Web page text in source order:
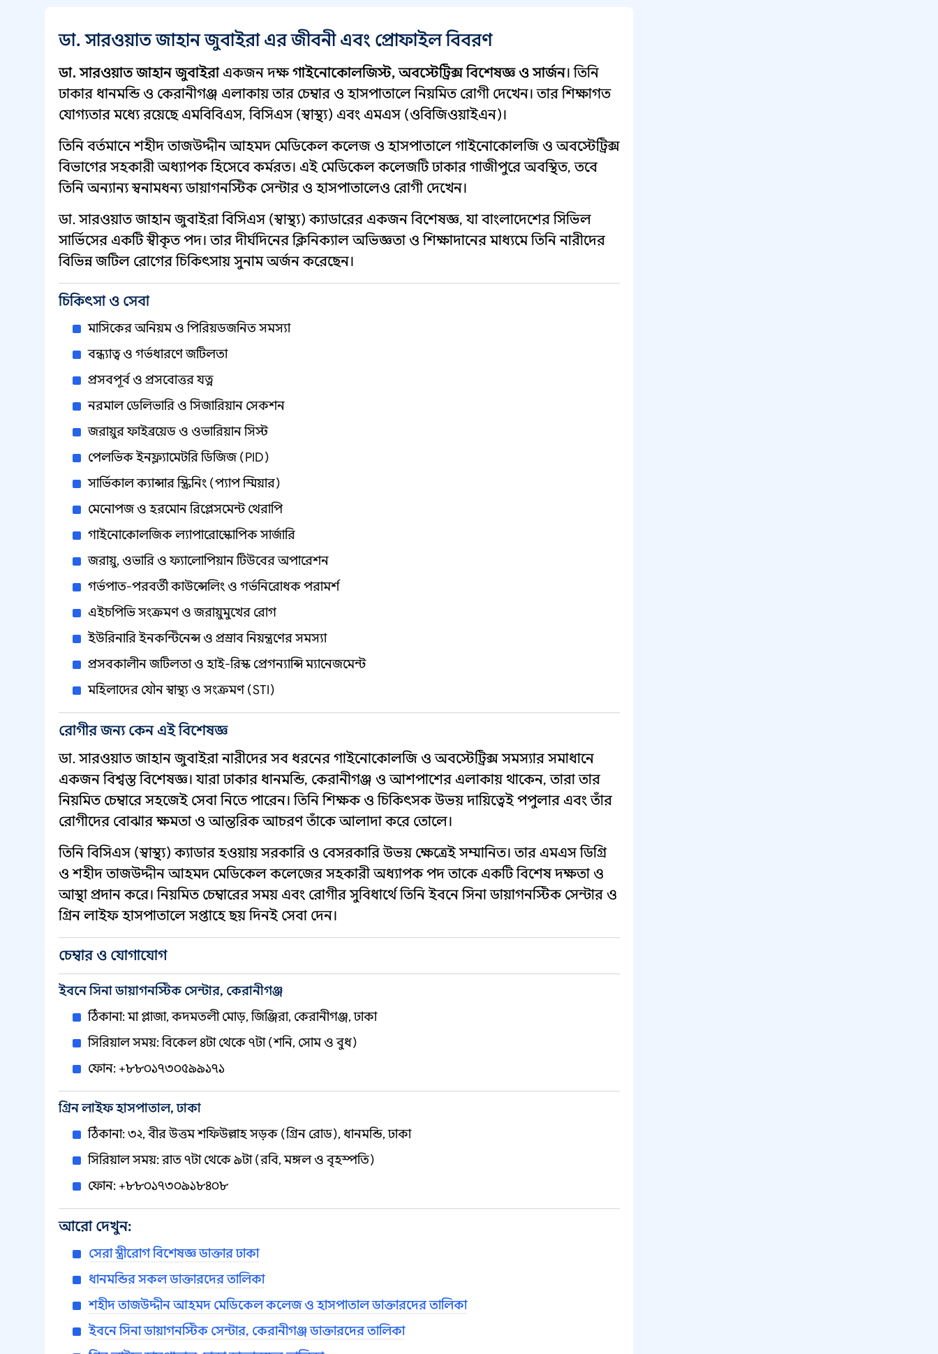
ডা. সারওয়াত জাহান জুবাইরা এর জীবনী এবং প্রোফাইল বিবরণ
ডা. সারওয়াত জাহান জুবাইরাএকজন দক্ষগাইনোকোলজিস্ট, অবস্টেট্রিক্স বিশেষজ্ঞ ও সার্জন। তিনি
ঢাকার ধানমন্ডি ও কেরানীগঞ্জ এলাকায় তার চেম্বার ও হাসপাতালে নিয়মিত রোগী দেখেন। তার শিক্ষাগত
যোগ্যতার মধ্যে রয়েছে এমবিবিএস, বিসিএস (স্বাস্থ্য) এবং এমএস (ওবিজিওয়াইএন)।
তিনি বর্তমানে শহীদ তাজউদ্দীন আহমদ মেডিকেল কলেজ ও হাসপাতালে গাইনোকোলজি ও অবস্টেট্রিক্স
বিভাগের সহকারী অধ্যাপক হিসেবে কর্মরত। এই মেডিকেল কলেজটি ঢাকার গাজীপুরে অবস্থিত, তবে
তিনি অন্যান্য স্বনামধন্য ডায়াগনস্টিক সেন্টার ও হাসপাতালেও রোগী দেখেন।
ডা. সারওয়াত জাহান জুবাইরা বিসিএস (স্বাস্থ্য) ক্যাডারের একজন বিশেষজ্ঞ, যা বাংলাদেশের সিভিল
সার্ভিসের একটি স্বীকৃত পদ। তার দীর্ঘদিনের ক্লিনিক্যাল অভিজ্ঞতা ও শিক্ষাদানের মাধ্যমে তিনি নারীদের
বিভিন্ন জটিল রোগের চিকিৎসায় সুনাম অর্জন করেছেন।
চিকিৎসা ও সেবা
মাসিকের অনিয়ম ও পিরিয়ডজনিত সমস্যা
বন্ধ্যাত্ব ও গর্ভধারণে জটিলতা
প্রসবপূর্ব ও প্রসবোত্তর যত্ন
নরমাল ডেলিভারি ও সিজারিয়ান সেকশন
জরায়ুর ফাইব্রয়েড ও ওভারিয়ান সিস্ট
পেলভিক ইনফ্ল্যামেটরি ডিজিজ (PID)
সার্ভিকাল ক্যান্সার স্ক্রিনিং (প্যাপ স্মিয়ার)
মেনোপজ ও হরমোন রিপ্লেসমেন্ট থেরাপি
গাইনোকোলজিক ল্যাপারোস্কোপিক সার্জারি
জরায়ু, ওভারি ও ফ্যালোপিয়ান টিউবের অপারেশন
গর্ভপাত-পরবর্তী কাউন্সেলিং ও গর্ভনিরোধক পরামর্শ
এইচপিভি সংক্রমণ ও জরায়ুমুখের রোগ
ইউরিনারি ইনকন্টিনেন্স ও প্রস্রাব নিয়ন্ত্রণের সমস্যা
প্রসবকালীন জটিলতা ও হাই-রিস্ক প্রেগন্যান্সি ম্যানেজমেন্ট
মহিলাদের যৌন স্বাস্থ্য ও সংক্রমণ (STI)
রোগীর জন্য কেন এই বিশেষজ্ঞ
ডা. সারওয়াত জাহান জুবাইরা নারীদের সব ধরনের গাইনোকোলজি ও অবস্টেট্রিক্স সমস্যার সমাধানে
একজন বিশ্বস্ত বিশেষজ্ঞ। যারা ঢাকার ধানমন্ডি, কেরানীগঞ্জ ও আশপাশের এলাকায় থাকেন, তারা তার
নিয়মিত চেম্বারে সহজেই সেবা নিতে পারেন। তিনি শিক্ষক ও চিকিৎসক উভয় দায়িত্বেই পপুলার এবং তাঁর
রোগীদের বোঝার ক্ষমতা ও আন্তরিক আচরণ তাঁকে আলাদা করে তোলে।
তিনি বিসিএস (স্বাস্থ্য) ক্যাডার হওয়ায় সরকারি ও বেসরকারি উভয় ক্ষেত্রেই সম্মানিত। তার এমএস ডিগ্রি
ও শহীদ তাজউদ্দীন আহমদ মেডিকেল কলেজের সহকারী অধ্যাপক পদ তাকে একটি বিশেষ দক্ষতা ও
আস্থা প্রদান করে। নিয়মিত চেম্বারের সময় এবং রোগীর সুবিধার্থে তিনি ইবনে সিনা ডায়াগনস্টিক সেন্টার ও
গ্রিন লাইফ হাসপাতালে সপ্তাহে ছয় দিনই সেবা দেন।
চেম্বার ও যোগাযোগ
ইবনে সিনা ডায়াগনস্টিক সেন্টার, কেরানীগঞ্জ
ঠিকানা: মা প্লাজা, কদমতলী মোড়, জিঞ্জিরা, কেরানীগঞ্জ, ঢাকা
সিরিয়াল সময়: বিকেল ৪টা থেকে ৭টা (শনি, সোম ও বুধ)
ফোন: +৮৮০১৭৩০৫৯৯১৭১
গ্রিন লাইফ হাসপাতাল, ঢাকা
ঠিকানা: ৩২, বীর উত্তম শফিউল্লাহ সড়ক (গ্রিন রোড), ধানমন্ডি, ঢাকা
সিরিয়াল সময়: রাত ৭টা থেকে ৯টা (রবি, মঙ্গল ও বৃহস্পতি)
ফোন: +৮৮০১৭৩০৯১৮৪০৮
আরো দেখুন:
সেরা স্ত্রীরোগ বিশেষজ্ঞ ডাক্তার ঢাকা
ধানমন্ডির সকল ডাক্তারদের তালিকা
শহীদ তাজউদ্দীন আহমদ মেডিকেল কলেজ ও হাসপাতাল ডাক্তারদের তালিকা
ইবনে সিনা ডায়াগনস্টিক সেন্টার, কেরানীগঞ্জ ডাক্তারদের তালিকা